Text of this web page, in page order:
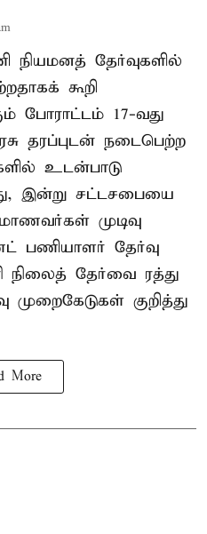
நியமனத் தேர்வுகளில்
கூறி
போராட்டம் 17-வது
தரப்புடன் நடைபெற்ற
உடன்பாடு
இன்று சட்டசபையை
முடிவு
பணியாளர் தேர்வு
தேர்வை ரத்து
குறித்து
More